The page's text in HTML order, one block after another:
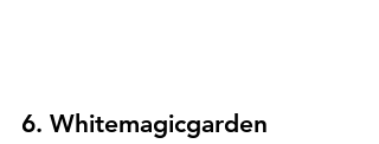
6. Whitemagicgarden